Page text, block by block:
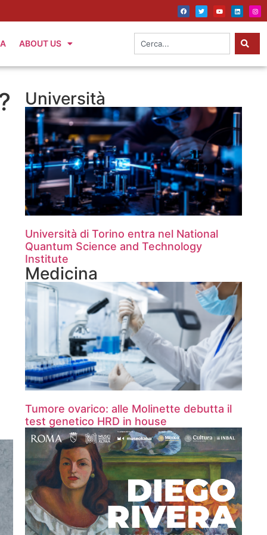
ABOUT US
Università
Università di Torino entra nel National
Quantum Science and Technology
Institute
Medicina
Tumore ovarico: alle Molinette debutta il
test genetico HRD in house